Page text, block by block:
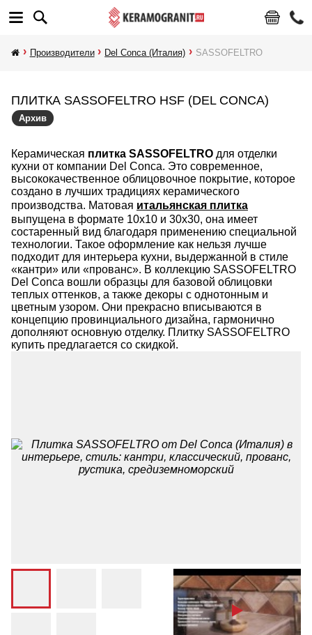
Производители Del Conca (Италия) SASSOFELTRO
ПЛИТКА SASSOFELTRO HSF (DEL CONCA)
Архив
Керамическая плитка SASSOFELTRO для отделки
кухни от компании Del Conca. Это современное,
высококачественное облицовочное покрытие, которое
создано в лучших традициях керамического
производства. Матовая итальянская плитка
выпущена в формате 10х10 и 30x30, она имеет
состаренный вид благодаря применению специальной
технологии. Такое оформление как нельзя лучше
подходит для интерьера кухни, выдержанной в стиле
«кантри» или «прованс». В коллекцию SASSOFELTRO
Del Conca вошли образцы для базовой облицовки
теплых оттенков, а также декоры с однотонным и
цветным узором. Они прекрасно вписываются в
концепцию провинциального дизайна, гармонично
дополняют основную отделку. Плитку SASSOFELTRO
купить предлагается со скидкой.